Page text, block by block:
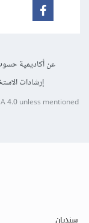
عن أكاديمية
إرشادات
4.0unless mentioned